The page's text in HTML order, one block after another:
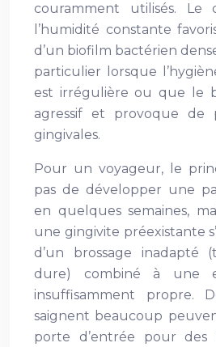
couramment utilisés.
l’humidité constante
d’un biofilm bactérien
particulier lorsque
est irrégulière ou que le
agressif et provoque de
gingivales.
Pour un voyageur, le
pas de développer une
en quelques semaines,
une gingivite préexistante
d’un brossage inadapté
dure) combiné à une
insuffisamment propre.
saignent beaucoup
porte d’entrée pour des